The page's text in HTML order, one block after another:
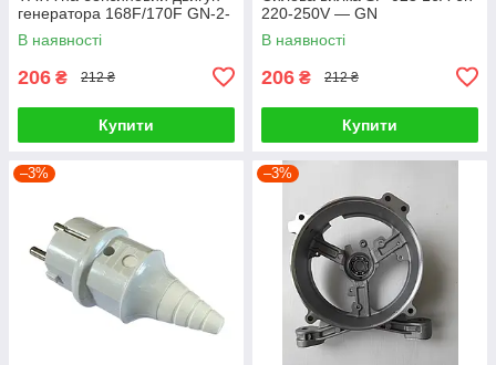
генератора 168F/170F GN-2-
3,5KW, діаметр 19*38 H-25
В наявності
206 ₴ 212 ₴
Купити
220-250V — GN
В наявності
206 ₴ 212 ₴
Купити
–3% –3%